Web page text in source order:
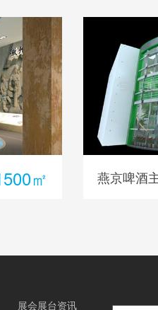
300㎡ 本溪中药
展会展台资讯